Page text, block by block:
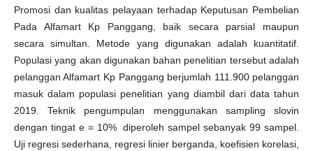
Promosi dan kualitas pelayaan terhadap Keputusan Pembelian
Pada Alfamart Kp Panggang, baik secara parsial maupun
secara simultan. Metode yang digunakan adalah kuantitatif.
Populasi yang akan digunakan bahan penelitian tersebut adalah
pelanggan Alfamart Kp Panggang berjumlah 111.900 pelanggan
masuk dalam populasi penelitian yang diambil dari data tahun
2019. Teknik pengumpulan menggunakan sampling slovin
dengan tingat e = 10% diperoleh sampel sebanyak 99 sampel.
Uji regresi sederhana, regresi linier berganda, koefisien korelasi,